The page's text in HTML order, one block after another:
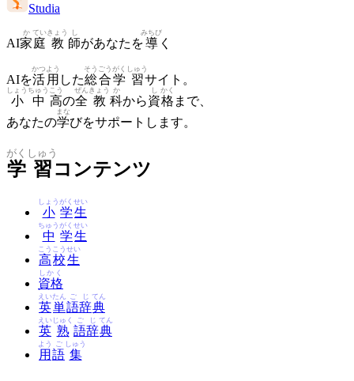
Studia
AI家
か
庭
てい
教
きょう
師
し
があなたを導
みちび
く
AIを活
かつ
用
よう
した総
そう
合
ごう
学
がく
習
しゅう
サイト。
小
しょう
中
ちゅう
高
こう
の全
ぜん
教
きょう
科
か
から資
し
格
かく
まで、
あなたの学
まな
びをサポートします。
学
がく
習
しゅう
コンテンツ
小
しょう
学
がく
生
せい
中
ちゅう
学
がく
生
せい
高
こう
校
こう
生
せい
資格
しかく
英
えい
単
たん
語
ご
辞
じ
典
てん
英
えい
熟
じゅく
語
ご
辞
じ
典
てん
用
よう
語
ご
集
しゅう